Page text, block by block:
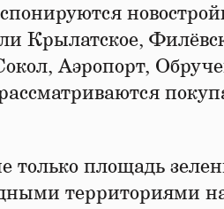
Крылатское,
Аэропорт,
только площадь
территориями